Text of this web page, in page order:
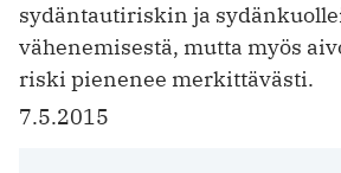
sydäntautiriskin ja
vähenemisestä, mutta myös
riski pienenee merkittävästi.
7.5.2015